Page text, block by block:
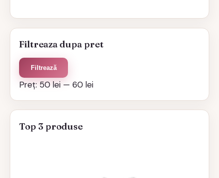
Filtreaza dupa pret
Preț
minim
Preț
maxim
Filtrează
Preț:50 lei —60 lei
Top 3 produse